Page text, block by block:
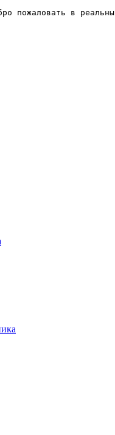
пожаловать в